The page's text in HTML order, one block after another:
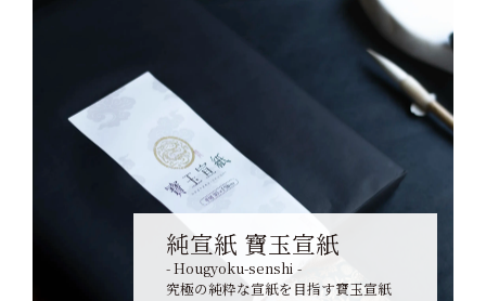
純宣紙 寶玉宣紙
- Hougyoku-senshi -
究極の純粋な宣紙を目指す寶玉宣紙